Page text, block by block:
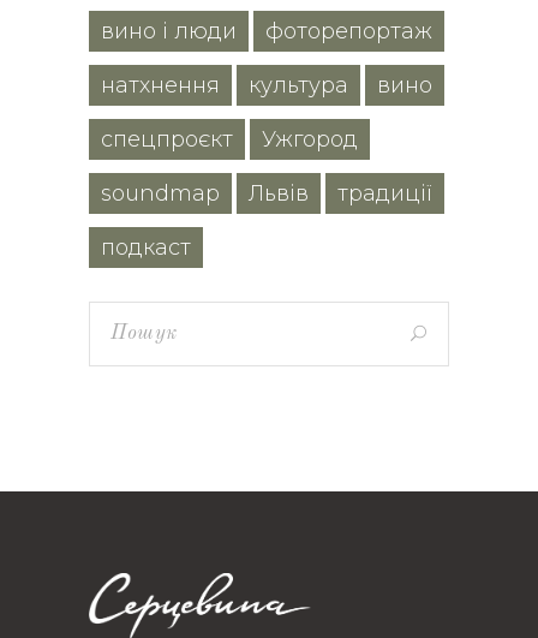
вино і люди фоторепортаж
натхнення культура вино
спецпроєкт Ужгород
soundmap Львів традиції
подкаст